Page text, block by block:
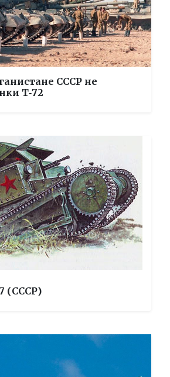
СССР не
Т‑72
(СССР)